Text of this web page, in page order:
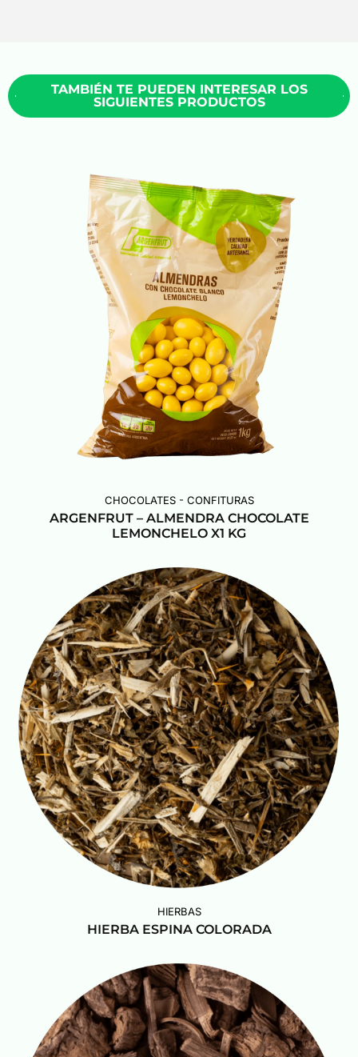
TAMBIÉN TE PUEDEN INTERESAR LOS
SIGUIENTES PRODUCTOS
CHOCOLATES - CONFITURAS
ARGENFRUT – ALMENDRA CHOCOLATE
LEMONCHELO X1 KG
HIERBAS
HIERBA ESPINA COLORADA